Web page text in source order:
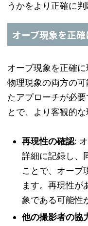
うかをより正確に
オーブ現象を正
オーブ現象を正確
物理現象の両方の
たアプローチが必
とで、より客観的な
再現性の確認:
詳細に記録し、
ことで、オーブ
ます。再現性が
象である可能性
他の撮影者の協